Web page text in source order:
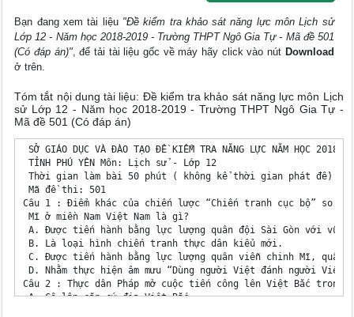
Bạn đang xem tài liệu "Đề kiểm tra khảo sát năng lực môn Lịch sử
Lớp 12 - Năm học 2018-2019 - Trường THPT Ngô Gia Tự - Mã đề 501
(Có đáp án)", để tải tài liệu gốc về máy hãy click vào nút Download
ở trên.
Tóm tắt nội dung tài liệu: Đề kiểm tra khảo sát năng lực môn Lịch
sử Lớp 12 - Năm học 2018-2019 - Trường THPT Ngô Gia Tự -
Mã đề 501 (Có đáp án)
SỞ GIÁO DỤC VÀ ĐÀO TẠO ĐỀ KIỂM TRA NĂNG LỰC NĂM HỌC 2018-
TỈNH PHÚ YÊN Môn: Lịch sử - Lớp 12
Thời gian làm bài 50 phút ( không kể thời gian phát đề)
Mã đề thi: 501
Câu 1 : Điểm khác của chiến lược “Chiến tranh cục bộ” so
Mĩ ở miền Nam Việt Nam là gì?
A. Được tiến hành bằng lực lượng quân đội Sài Gòn với
B. Là loại hình chiến tranh thực dân kiểu mới.
C. Được tiến hành bằng lực lượng quân viễn chinh Mĩ, quân
D. Nhằm thực hiện âm mưu “Dùng người Việt đánh người
Câu 2 : Thực dân Pháp mở cuộc tiến công lên Việt Bắc trong
A. Cô lập căn cứ địa Việt Bắc.